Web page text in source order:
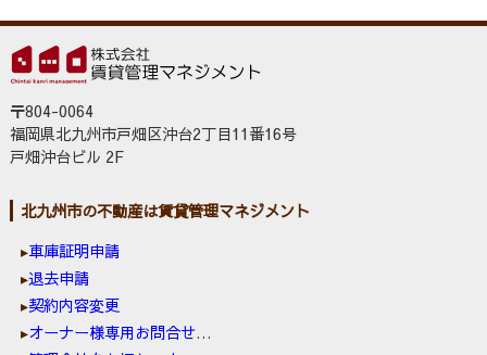
〒804-0064
福岡県北九州市戸畑区沖台2丁目11番16号
戸畑沖台ビル 2F
北九州市の不動産は賃貸管理マネジメント
車庫証明申請
退去申請
契約内容変更
オーナー様専用お問合せ窓口